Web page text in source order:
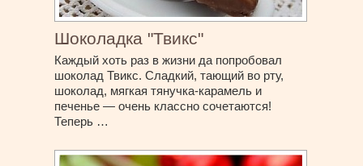
Шоколадка "Твикс"
Каждый хоть раз в жизни да попробовал
шоколад Твикс. Сладкий, тающий во рту,
шоколад, мягкая тянучка-карамель и
печенье — очень классно сочетаются!
Теперь …